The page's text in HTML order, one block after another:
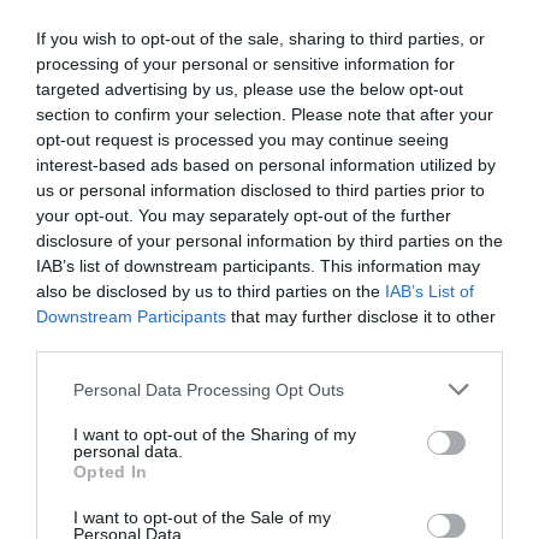
If you wish to opt-out of the sale, sharing to third parties, or
processing of your personal or sensitive information for
targeted advertising by us, please use the below opt-out
section to confirm your selection. Please note that after your
opt-out request is processed you may continue seeing
interest-based ads based on personal information utilized by
us or personal information disclosed to third parties prior to
your opt-out. You may separately opt-out of the further
disclosure of your personal information by third parties on the
IAB’s list of downstream participants. This information may
also be disclosed by us to third parties on the IAB’s List of
Downstream Participants that may further disclose it to other
Please note that this website/app uses one or more Google
not limited to your visit or usage behaviour. You may click to
grant or deny consent to Google and its third-party tags to
use your data for below specified purposes in below Google
consent section.
Personal Data Processing Opt Outs
I want to opt-out of the Sharing of my
personal data.
Opted In
I want to opt-out of the Sale of my
Personal Data.
Ez is érdekelhet!Ezért nyávognak így a
macskák, ha ember van a közelükben
A tanulmányban résztvevő
gazdik arról számoltak be,
hogy macskáik kevesebbet
aludtak, ettek és játszottak,
ám sokkal több figyelmet
követeltek meg az